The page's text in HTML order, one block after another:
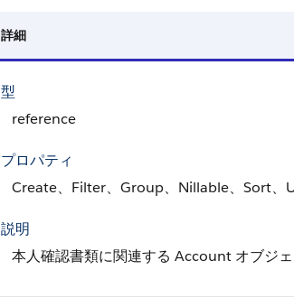
詳細
型
reference
プロパティ
Create、Filter、Group、Nillable、Sort、
説明
本人確認書類に関連する Account オブジェ